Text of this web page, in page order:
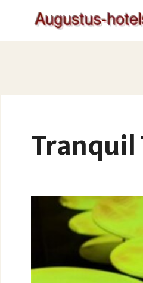
Tranquil